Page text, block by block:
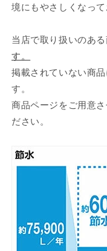
境にもやさしくなって
当店で取り扱いのあ
す。
掲載されていない商
す。
商品ページをご用意
ださい。